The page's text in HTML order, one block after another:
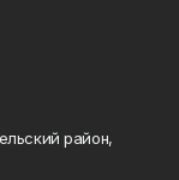
район,